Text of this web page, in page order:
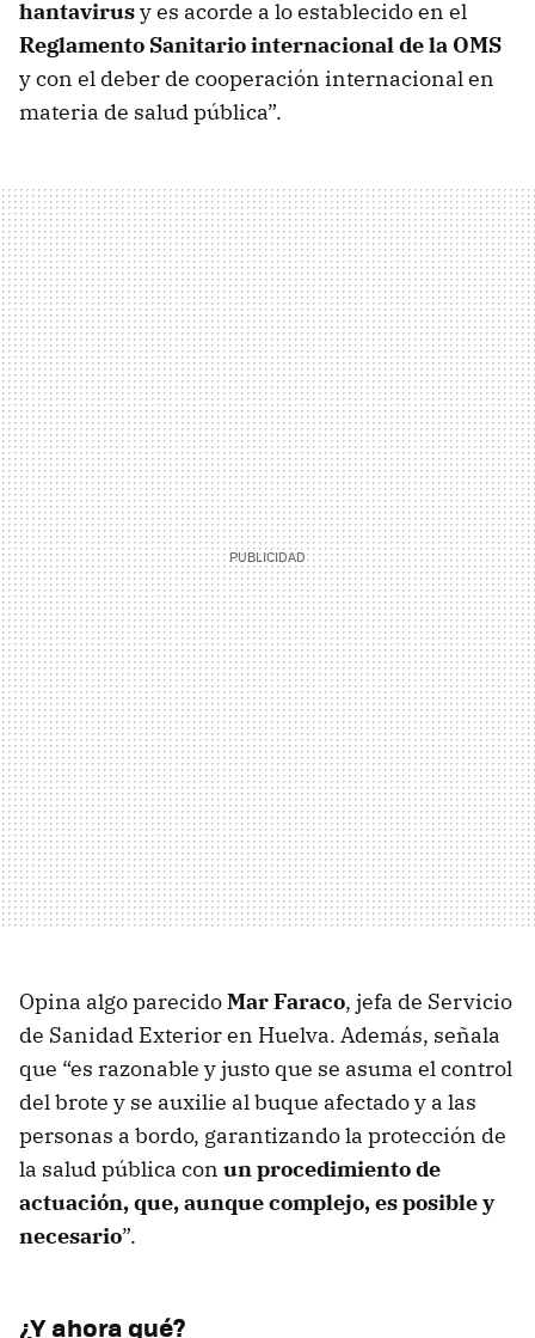
hantavirusy es acorde a lo establecido en el
Reglamento Sanitario internacional de la OMS
y con el deber de cooperación internacional en
materia de salud pública”.
Opina algo parecidoMar Faraco, jefa de Servicio
de Sanidad Exterior en Huelva. Además, señala
que “es razonable y justo que se asuma el control
del brote y se auxilie al buque afectado y a las
personas a bordo, garantizando la protección de
la salud pública con un procedimiento de
actuación, que, aunque complejo, es posible y
necesario”.
¿Y ahora qué?